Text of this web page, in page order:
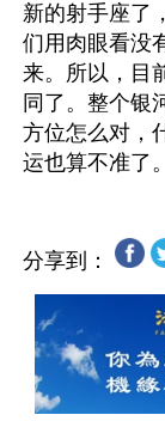
新的射手座了
们用肉眼看没
来。所以，目
同了。整个银
方位怎么对，
分享到：